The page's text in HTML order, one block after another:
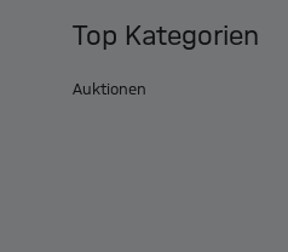
Top Kategorien
Auktionen